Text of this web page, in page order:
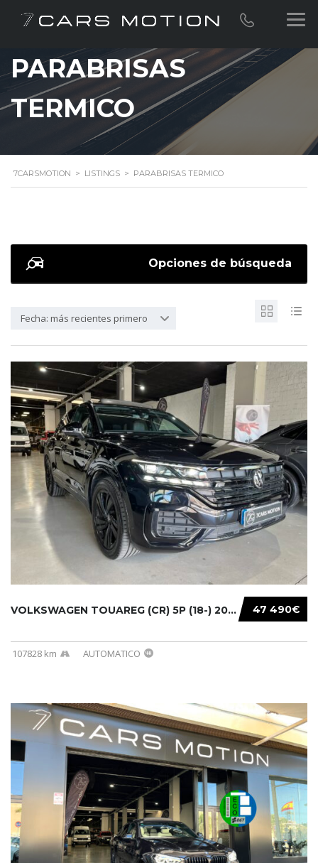
PARABRISAS
TERMICO
7CARSMOTION > LISTINGS > PARABRISAS TERMICO
Opciones de búsqueda
Fecha: más recientes primero
47 490€
VOLKSWAGEN TOUAREG (CR) 5P (18-) 2021...
107828 km AUTOMATICO